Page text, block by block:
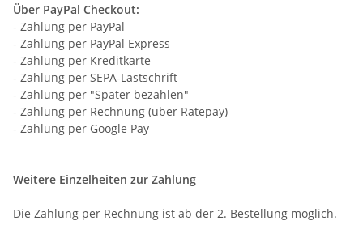
Über PayPal Checkout:
- Zahlung per PayPal
- Zahlung per PayPal Express
- Zahlung per Kreditkarte
- Zahlung per SEPA-Lastschrift
- Zahlung per "Später bezahlen"
- Zahlung per Rechnung (über Ratepay)
- Zahlung per Google Pay
Weitere Einzelheiten zur Zahlung
Die Zahlung per Rechnung ist ab der 2. Bestellung möglich.